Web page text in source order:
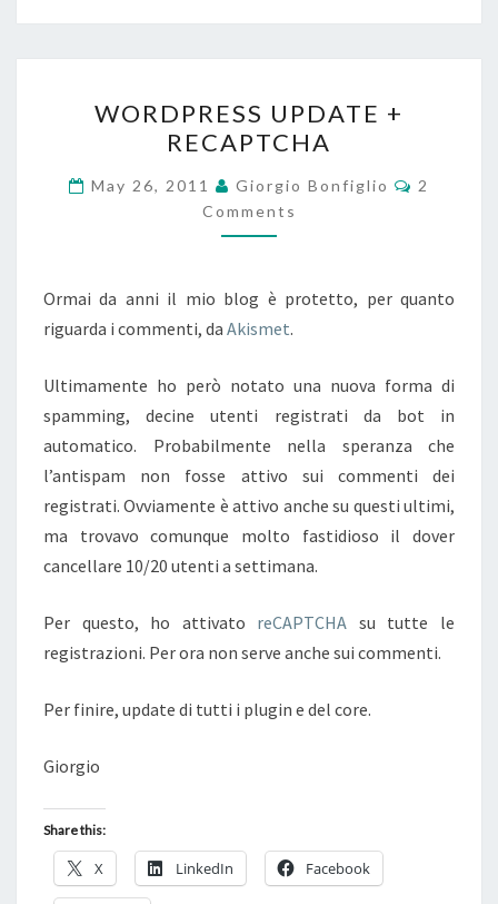
UPDATE
+
RECAPTCHA
WORDPRESS UPDATE +
RECAPTCHA
May 26, 2011 Giorgio Bonfiglio
2
Comments
Ormai da anni il mio blog è protetto, per quanto
riguarda i commenti, da Akismet.
Ultimamente ho però notato una nuova forma di
spamming, decine utenti registrati da bot in
automatico. Probabilmente nella speranza che
l’antispam non fosse attivo sui commenti dei
registrati. Ovviamente è attivo anche su questi ultimi,
ma trovavo comunque molto fastidioso il dover
cancellare 10/20 utenti a settimana.
Per questo, ho attivato reCAPTCHA su tutte le
registrazioni. Per ora non serve anche sui commenti.
Per finire, update di tutti i plugin e del core.
Giorgio
Share this:
X LinkedIn Facebook